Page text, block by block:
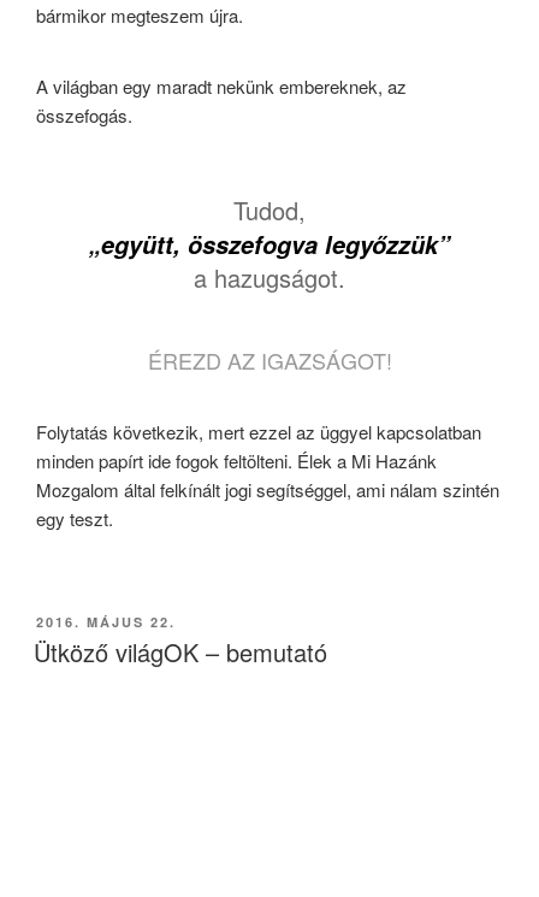
bármikor megteszem újra.
A világban egy maradt nekünk embereknek, az
összefogás.
Tudod,
„együtt, összefogva legyőzzük”
a hazugságot.
ÉREZD AZ IGAZSÁGOT!
Folytatás következik, mert ezzel az üggyel kapcsolatban
minden papírt ide fogok feltölteni. Élek a Mi Hazánk
Mozgalom által felkínált jogi segítséggel, ami nálam szintén
egy teszt.
BEKÜLDVE:
2016. MÁJUS 22.
Ütköző világOK – bemutató